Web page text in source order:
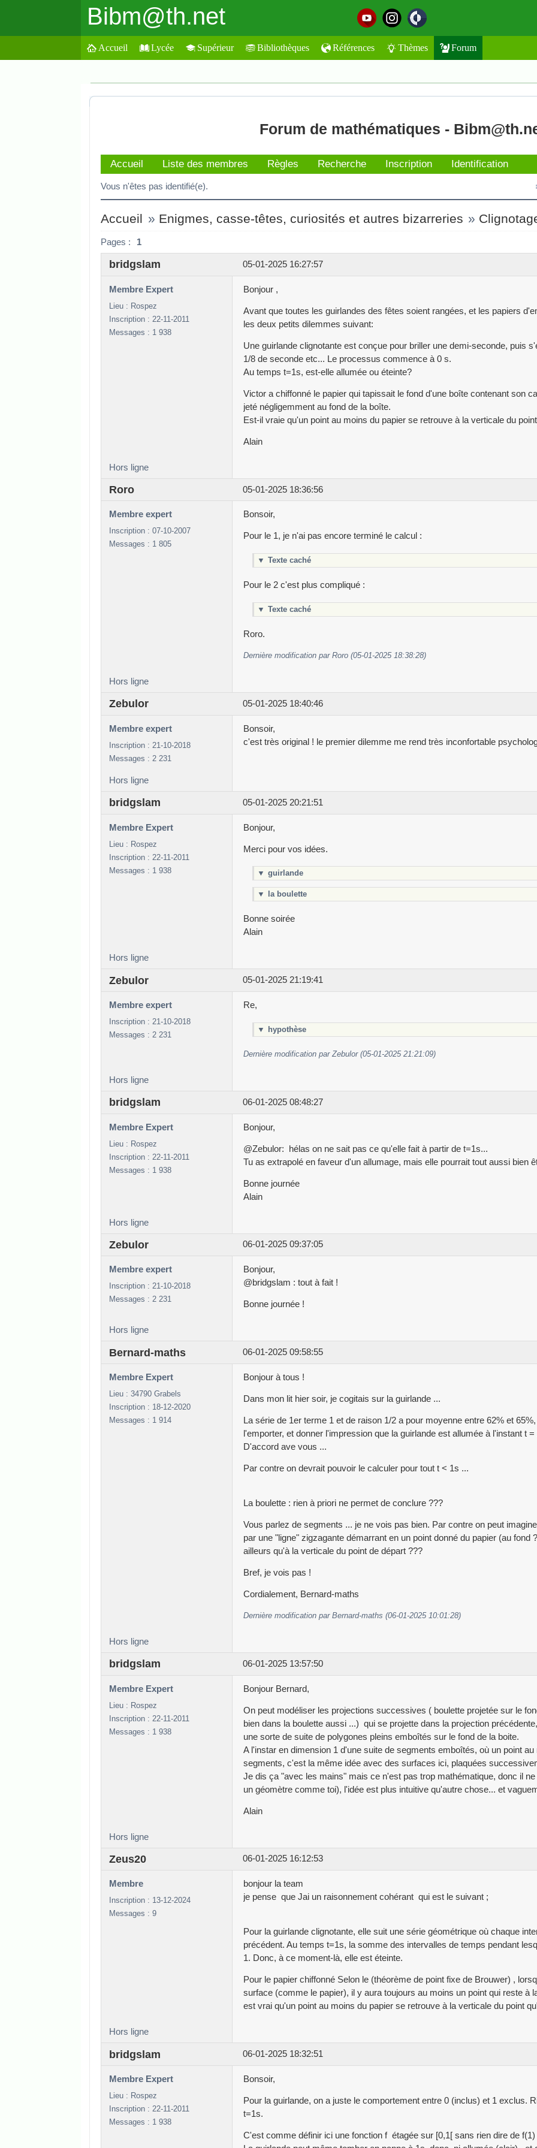
Bibm@th.net
Accueil Lycée Supérieur Bibliothèques Références Thèmes Forum
Forum de mathématiques -
Accueil Liste des membres Règles Recherche Inscription Identification
Vous n'êtes pas identifié(e).
Accueil » Enigmes, casse-têtes, curiosités et autres bizarreries »
Pages : 1
05-01-2025 16:27:57
bridgslam
Membre Expert
Lieu : Rospez
Inscription : 22-11-2011
Messages : 1 938
Bonjour ,
Avant que toutes les guirlandes des fêtes soient rangées, et les papiers
les deux petits dilemmes suivant:
Une guirlande clignotante est conçue pour briller une demi-seconde, puis
1/8 de seconde etc... Le processus commence à 0 s.
Au temps t=1s, est-elle allumée ou éteinte?
Victor a chiffonné le papier qui tapissait le fond d'une boîte contenant son
jeté négligemment au fond de la boîte.
Est-il vraie qu'un point au moins du papier se retrouve à la verticale du
Alain
Hors ligne
05-01-2025 18:36:56
Roro
Membre expert
Inscription : 07-10-2007
Messages : 1 805
Bonsoir,
Pour le 1, je n'ai pas encore terminé le calcul :
▼ Texte caché
Pour le 2 c'est plus compliqué :
▼ Texte caché
Roro.
Dernière modification par Roro (05-01-2025 18:38:28)
Hors ligne
05-01-2025 18:40:46
Zebulor
Membre expert
Inscription : 21-10-2018
Messages : 2 231
Bonsoir,
c'est très original ! le premier dilemme me rend très inconfortable
Hors ligne
05-01-2025 20:21:51
bridgslam
Membre Expert
Lieu : Rospez
Inscription : 22-11-2011
Messages : 1 938
Bonjour,
Merci pour vos idées.
▼ guirlande
▼ la boulette
Bonne soirée
Alain
Hors ligne
05-01-2025 21:19:41
Zebulor
Membre expert
Inscription : 21-10-2018
Messages : 2 231
Re,
▼ hypothèse
Dernière modification par Zebulor (05-01-2025 21:21:09)
Hors ligne
06-01-2025 08:48:27
bridgslam
Membre Expert
Lieu : Rospez
Inscription : 22-11-2011
Messages : 1 938
Bonjour,
@Zebulor: hélas on ne sait pas ce qu'elle fait à partir de t=1s...
Tu as extrapolé en faveur d'un allumage, mais elle pourrait tout aussi bien
Bonne journée
Alain
Hors ligne
06-01-2025 09:37:05
Zebulor
Membre expert
Inscription : 21-10-2018
Messages : 2 231
Bonjour,
@bridgslam : tout à fait !
Bonne journée !
Hors ligne
06-01-2025 09:58:55
Bernard-maths
Membre Expert
Lieu : 34790 Grabels
Inscription : 18-12-2020
Messages : 1 914
Bonjour à tous !
Dans mon lit hier soir, je cogitais sur la guirlande ...
La série de 1er terme 1 et de raison 1/2 a pour moyenne entre 62% et
l'emporter, et donner l'impression que la guirlande est allumée à l'instant t
D'accord ave vous ...
Par contre on devrait pouvoir le calculer pour tout t < 1s ...
La boulette : rien à priori ne permet de conclure ???
Vous parlez de segments ... je ne vois pas bien. Par contre on peut
par une "ligne" zigzagante démarrant en un point donné du papier (au fond
ailleurs qu'à la verticale du point de départ ???
Bref, je vois pas !
Cordialement, Bernard-maths
Dernière modification par Bernard-maths (06-01-2025 10:01:28)
Hors ligne
06-01-2025 13:57:50
bridgslam
Membre Expert
Lieu : Rospez
Inscription : 22-11-2011
Messages : 1 938
Bonjour Bernard,
On peut modéliser les projections successives ( boulette projetée sur le
bien dans la boulette aussi ...) qui se projette dans la projection
une sorte de suite de polygones pleins emboîtés sur le fond de la boite.
A l'instar en dimension 1 d'une suite de segments emboîtés, où un point
segments, c'est la même idée avec des surfaces ici, plaquées
Je dis ça "avec les mains" mais ce n'est pas trop mathématique, donc il
un géomètre comme toi), l'idée est plus intuitive qu'autre chose... et
Alain
Hors ligne
06-01-2025 16:12:53
Zeus20
Membre
Inscription : 13-12-2024
Messages : 9
bonjour la team
je pense que Jai un raisonnement cohérant qui est le suivant ;
Pour la guirlande clignotante, elle suit une série géométrique où chaque
précédent. Au temps t=1s, la somme des intervalles de temps pendant
1. Donc, à ce moment-là, elle est éteinte.
Pour le papier chiffonné Selon le (théorème de point fixe de Brouwer) ,
surface (comme le papier), il y aura toujours au moins un point qui reste à
est vrai qu'un point au moins du papier se retrouve à la verticale du point
Hors ligne
06-01-2025 18:32:51
bridgslam
Membre Expert
Lieu : Rospez
Inscription : 22-11-2011
Messages : 1 938
Bonsoir,
Pour la guirlande, on a juste le comportement entre 0 (inclus) et 1 exclus.
t=1s.
C'est comme définir ici une fonction f étagée sur [0,1[ sans rien dire de